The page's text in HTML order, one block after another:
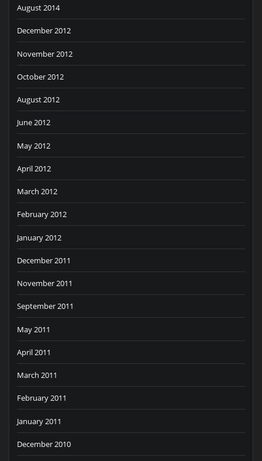
August 2014
December 2012
November 2012
October 2012
August 2012
June 2012
May 2012
April 2012
March 2012
February 2012
January 2012
December 2011
November 2011
September 2011
May 2011
April 2011
March 2011
February 2011
January 2011
December 2010